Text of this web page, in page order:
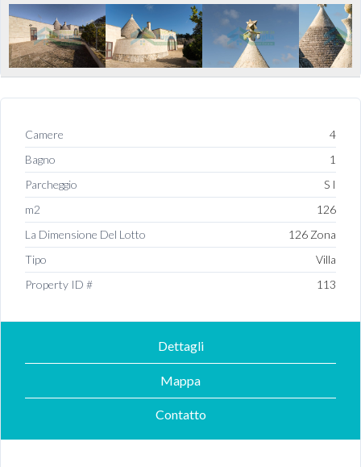
Camere
4
Bagno
1
Parcheggio
S I
m2
126
La Dimensione Del Lotto
126 Zona
Tipo
Villa
Property ID #
113
Dettagli
Mappa
Contatto